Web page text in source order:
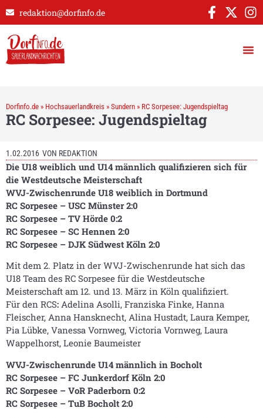
redaktion@dorfinfo.de
Dorfinfo.de » Hochsauerlandkreis » Sundern » RC Sorpesee: Jugendspieltag
RC Sorpesee: Jugendspieltag
1.02.2016 VON REDAKTION
Die U18 weiblich und U14 männlich qualifizieren sich für
die Westdeutsche Meisterschaft
WVJ-Zwischenrunde U18 weiblich in Dortmund
RC Sorpesee – USC Münster 2:0
RC Sorpesee – TV Hörde 0:2
RC Sorpesee – SC Hennen 2:0
RC Sorpesee – DJK Südwest Köln 2:0
Mit dem 2. Platz in der WVJ-Zwischenrunde hat sich das
U18 Team des RC Sorpesee für die Westdeutsche
Meisterschaft am 12. und 13. März in Köln qualifiziert.
Für den RCS: Adelina Asolli, Franziska Finke, Hanna
Fleischer, Anna Hansknecht, Alina Hustadt, Laura Kemper,
Pia Lübke, Vanessa Vornweg, Victoria Vornweg, Laura
Wappelhorst, Leonie Baumeister
WVJ-Zwischenrunde U14 männlich in Bocholt
RC Sorpesee – FC Junkerdorf Köln 2:0
RC Sorpesee – VoR Paderborn 0:2
RC Sorpesee – TuB Bocholt 2:0